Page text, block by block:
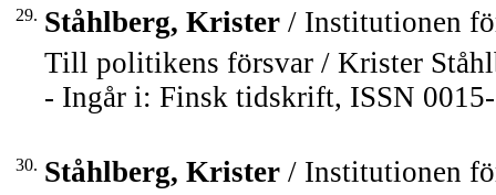
29. Ståhlberg, Krister / Institutionen
Till politikens försvar / Krister
- Ingår i: Finsk tidskrift, ISSN
30. Ståhlberg, Krister / Institutionen